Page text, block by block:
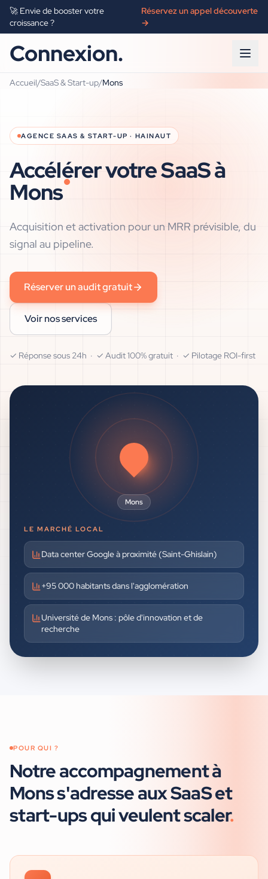
🚀 Envie de booster votre
croissance ?
Réservez un appel découverte
→
Connexion.
Accueil/SaaS & Start-up/Mons
AGENCE SAAS & START-UP · HAINAUT
Accélérer votre SaaS à
Mons
Acquisition et activation pour un MRR prévisible, du
signal au pipeline.
Réserver un audit gratuit
Voir nos services
✓ Réponse sous 24h · ✓ Audit 100% gratuit · ✓ Pilotage ROI-first
Mons
LE MARCHÉ LOCAL
Data center Google à proximité (Saint-Ghislain)
+95 000 habitants dans l'agglomération
Université de Mons : pôle d'innovation et de
recherche
POUR QUI ?
Notre accompagnement à
Monss'adresse auxSaaS et
start-upsqui veulent scaler.